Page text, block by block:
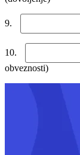
9.
10.
obveznosti)